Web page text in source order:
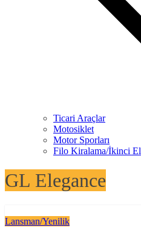
Ticari Araçlar
Motosiklet
Motor Sporları
Filo Kiralama/İkinci El
GL Elegance
Lansman/Yenilik